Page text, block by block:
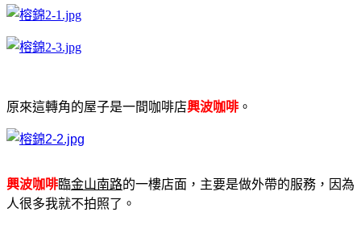
原來這轉角的屋子是一間咖啡店興波咖啡 。
興波咖啡臨金山南路的一樓店面，主要是做外帶的服務，因為
人很多我就不拍照了。